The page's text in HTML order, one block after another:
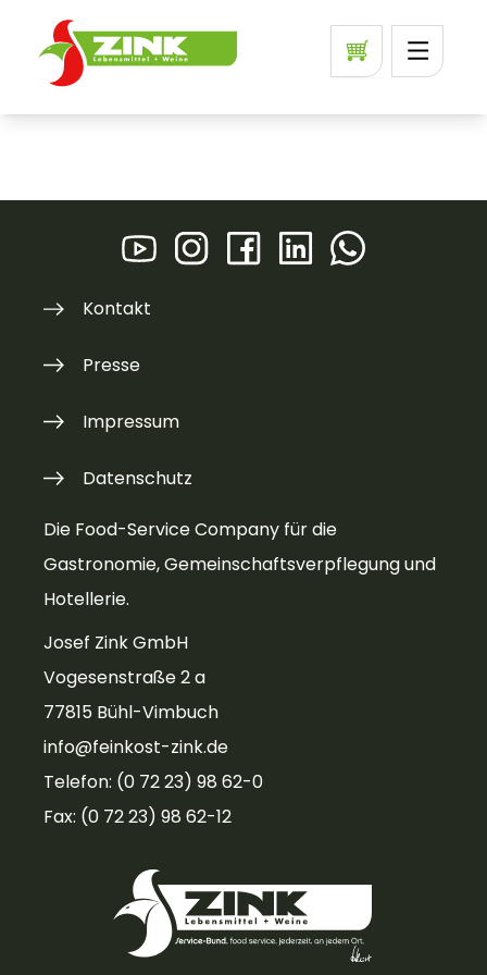
Die Food-Service Company für die
Gastronomie, Gemeinschaftsverpflegung und
Hotellerie.
Josef Zink GmbH
Vogesenstraße 2 a
77815 Bühl-Vimbuch
info@feinkost-zink.de
Telefon: (0 72 23) 98 62-0
Fax: (0 72 23) 98 62-12
Kontakt
Presse
Impressum
Datenschutz